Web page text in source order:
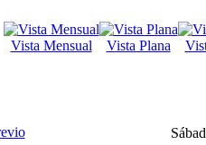
Vista Mensual Vista Plana